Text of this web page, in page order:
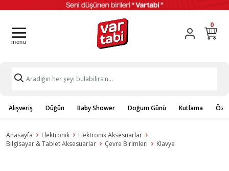
0
Alışveriş Düğün Baby Shower Doğum Günü Kutlama
Anasayfa Elektronik
Elektronik Aksesuarlar
Bilgisayar & Tablet Aksesuarlar
Çevre Birimleri Klavye